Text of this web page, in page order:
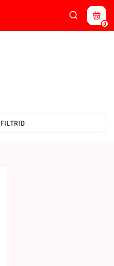
0
FILTRID